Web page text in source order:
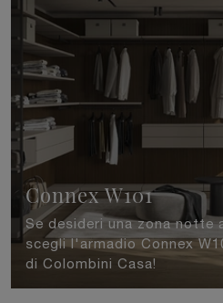
Connex W101
Se desideri una zona notte
scegli l'armadio Connex
di Colombini Casa!